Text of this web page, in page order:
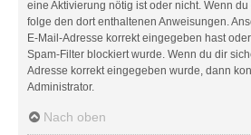
eine Aktivierung nötig ist oder nicht. Wenn
folge den dort enthaltenen Anweisungen.
E-Mail-Adresse korrekt eingegeben hast
Spam-Filter blockiert wurde. Wenn du dir
Adresse korrekt eingegeben wurde, dann
Administrator.
Nach oben